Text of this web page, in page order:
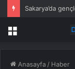
Sakarya’da
Menü
Anasayfa / Haber